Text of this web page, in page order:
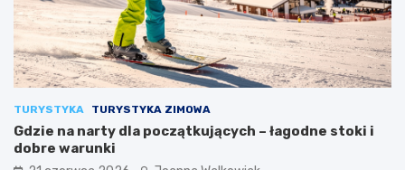
TURYSTYKA TURYSTYKA ZIMOWA
Gdzie na narty dla początkujących – łagodne stoki i
dobre warunki